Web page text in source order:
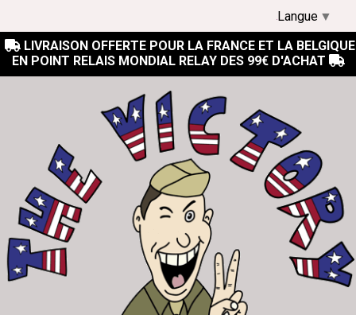
 LIVRAISON OFFERTE POUR LA FRANCE ET LA BELGIQUE
EN POINT RELAIS MONDIAL RELAY DES 99€ D'ACHAT 
Langue ▼